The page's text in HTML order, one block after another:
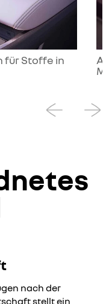
für Stoffe in
ansehen zu können,
nach der
stellt ein